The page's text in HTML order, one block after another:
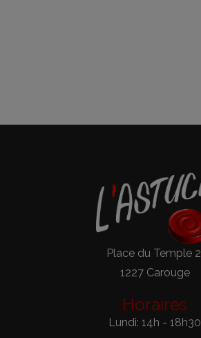
Place du Temple
1227 Carouge
Horaires
Lundi: 14h - 18h30